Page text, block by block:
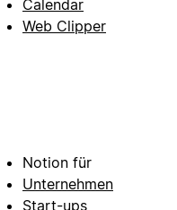
Calendar
Web Clipper
Notion für
Unternehmen
Start-ups